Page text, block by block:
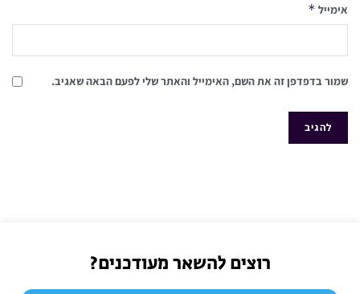
אימייל *
שמור בדפדפן זה את השם, האימייל והאתר שלי לפעם הבאה שאגיב.
רוצים להשאר מעודכנים?